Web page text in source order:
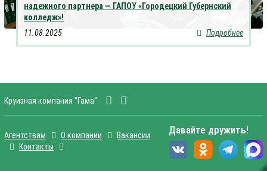
надежного партнера — ГАПОУ «Городецкий Губернский
колледж»!
11.08.2025
Подробнее
Круизная компания "Гама"
Агентствам О компании
Вакансии
Контакты
Давайте дружить!